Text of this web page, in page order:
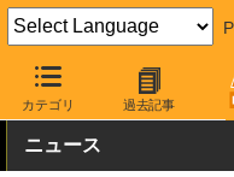
カテゴリ 過去記事
AKIBA PC Hotline! PCパー
ニュース